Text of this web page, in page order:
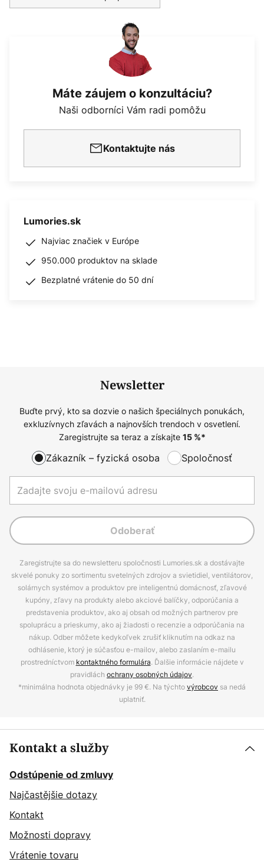
Máte záujem o konzultáciu?
Naši odborníci Vám radi pomôžu
Kontaktujte nás
Lumories.sk
Najviac značiek v Európe
950.000 produktov na sklade
Bezplatné vrátenie do 50 dní
Newsletter
Buďte prvý, kto sa dozvie o našich špeciálnych ponukách,
exkluzívnych zľavách a najnovších trendoch v osvetlení.
Zaregistrujte sa teraz a získajte 15%*
Zákazník – fyzická osoba Spoločnosť
Odoberať
Zaregistrujte sa do newsletteru spoločnosti Lumories.sk a dostávajte
skvelé ponuky zo sortimentu svetelných zdrojov a svietidiel, ventilátorov,
solárnych systémov a produktov pre inteligentnú domácnosť, zľavové
kupóny, zľavy na produkty alebo akciové balíčky, odporúčania a
predstavenia produktov, ako aj obsah od možných partnerov pre
spoluprácu a prieskumy, ako aj žiadosti o recenzie a odporúčania na
nákup. Odber môžete kedykoľvek zrušiť kliknutím na odkaz na
odhlásenie, ktorý je súčasťou e-mailov, alebo zaslaním e-mailu
prostredníctvom kontaktného formulára. Ďalšie informácie nájdete v
pravidlách ochrany osobných údajov.
*minimálna hodnota objednávky je 99 €. Na týchtovýrobcov sa nedá
uplatniť.
Kontakt a služby
Odstúpenie od zmluvy
Najčastějšie dotazy
Kontakt
Možnosti dopravy
Vrátenie tovaru